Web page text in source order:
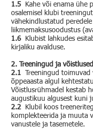
1.5 Kahe või enama ühe
osalemisel klubi
vähekindlustatud
liikmemaksusoodustus
1.6
Klubist lahkudes
kirjaliku avalduse.
2. Treeningud ja võistlused
2.1 Treeningud toimuvad
õppeaasta algul
Võistlusrühmadel kestab
augustikuu algusest kuni
2.2
Klubil koos
komplekteerida ja muuta
vanustele ja tasemetele.